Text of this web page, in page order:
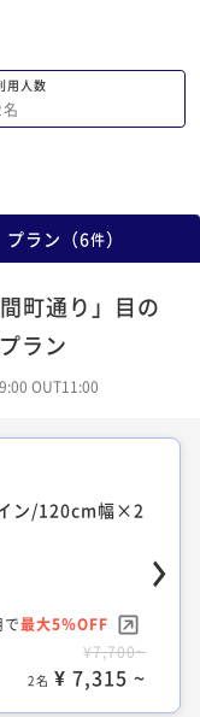
用人数
名
プラン （6件）
町通り」目の
ラン
OUT11:00
イン/120cm幅×2
で最大5％OFF
¥7,700~
2名 ¥ 7,315 ~